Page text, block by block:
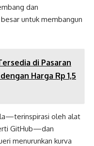
dan
untuk membangun
di Pasaran
Harga Rp 1,5
oleh alat
GitHub—dan
menurunkan kurva